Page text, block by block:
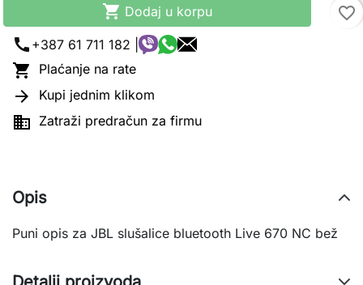
 Dodaj u korpu
favorite_border
call +387 61 711 182 |
 Plaćanje na rate
 Kupi jednim klikom
 Zatraži predračun za firmu
Opis
Puni opis za JBL slušalice bluetooth Live 670 NC bež